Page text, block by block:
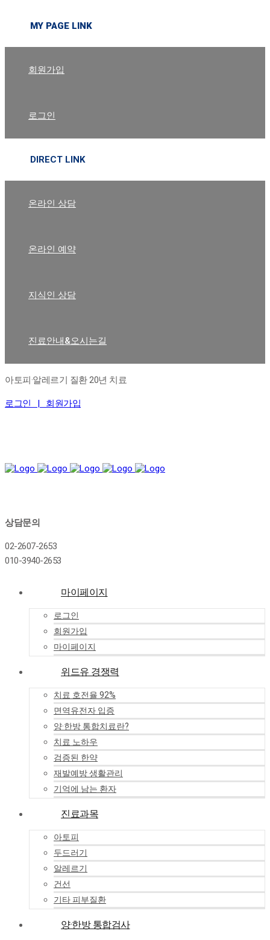
MY PAGE LINK
회원가입
로그인
DIRECT LINK
온라인 상담
온라인 예약
지식인 상담
진료안내&오시는길
아토피·알레르기 질환 20년 치료
로그인 | 회원가입
상담문의
02-2607-2653
010-3940-2653
마이페이지
로그인
회원가입
마이페이지
위드유 경쟁력
치료 호전율 92%
면역유전자 입증
양·한방 통합치료란?
치료 노하우
검증된 한약
재발예방 생활관리
기억에 남는 환자
진료과목
아토피
두드러기
알레르기
건선
기타 피부질환
양·한방 통합검사